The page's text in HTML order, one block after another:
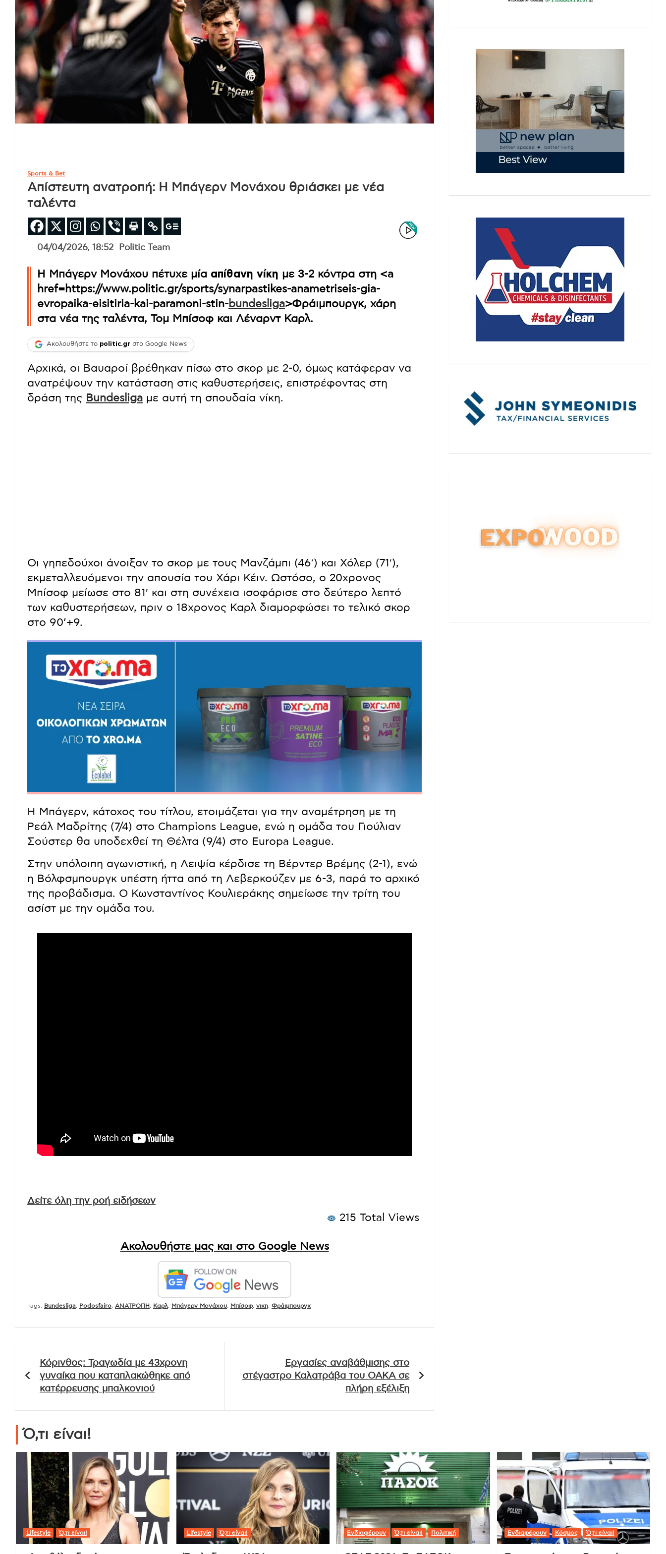
Sports & Bet
Απίστευτη ανατροπή: Η Μπάγερν Μονάχου θριάσκει με νέα
ταλέντα
04/04/2026, 18:52 Politic Team
Η Μπάγερν Μονάχου πέτυχε μία απίθανη νίκη με 3-2 κόντρα στη <a
href=https://www.politic.gr/sports/synarpastikes-anametriseis-gia-
evropaika-eisitiria-kai-paramoni-stin-bundesliga>Φράιμπουργκ, χάρη
στα νέα της ταλέντα, Τομ Μπίσοφ και Λέναρντ Καρλ.
Ακολουθήστε το politic.gr στο Google News
Αρχικά, οι Βαυαροί βρέθηκαν πίσω στο σκορ με 2-0, όμως κατάφεραν να
ανατρέψουν την κατάσταση στις καθυστερήσεις, επιστρέφοντας στη
δράση της Bundesliga με αυτή τη σπουδαία νίκη.
Οι γηπεδούχοι άνοιξαν το σκορ με τους Μανζάμπι (46′) και Χόλερ (71′),
εκμεταλλευόμενοι την απουσία του Χάρι Κέιν. Ωστόσο, ο 20χρονος
Μπίσοφ μείωσε στο 81′ και στη συνέχεια ισοφάρισε στο δεύτερο λεπτό
των καθυστερήσεων, πριν ο 18χρονος Καρλ διαμορφώσει το τελικό σκορ
στο 90’+9.
Η Μπάγερν, κάτοχος του τίτλου, ετοιμάζεται για την αναμέτρηση με τη
Ρεάλ Μαδρίτης (7/4) στο Champions League, ενώ η ομάδα του Γιούλιαν
Σούστερ θα υποδεχθεί τη Θέλτα (9/4) στο Europa League.
Στην υπόλοιπη αγωνιστική, η Λειψία κέρδισε τη Βέρντερ Βρέμης (2-1), ενώ
η Βόλφσμπουργκ υπέστη ήττα από τη Λεβερκούζεν με 6-3, παρά το αρχικό
της προβάδισμα. Ο Κωνσταντίνος Κουλιεράκης σημείωσε την τρίτη του
ασίστ με την ομάδα του.
Δείτε όλη την ροή ειδήσεων
215 Total Views
Ακολουθήστε μας και στο Google News
Tags: Bundesliga Podosfairo ΑΝΑΤΡΟΠΗ Καρλ Μπάγερν Μονάχου Μπίσοφ νικη Φράιμπουργκ
άρθρων
Κόρινθος: Τραγωδία με 43χρονη
γυναίκα που καταπλακώθηκε από
κατέρρευσης μπαλκονιού
Εργασίες αναβάθμισης στο
στέγαστρο Καλατράβα του ΟΑΚΑ σε
πλήρη εξέλιξη
Ό,τι είναι!
Lifestyle Ό,τι είναι! Lifestyle Ό,τι είναι! Ενδιαφέρουν Ό,τι είναι! Πολιτική Ενδιαφέρουν Κόσμος Ό,τι είναι!